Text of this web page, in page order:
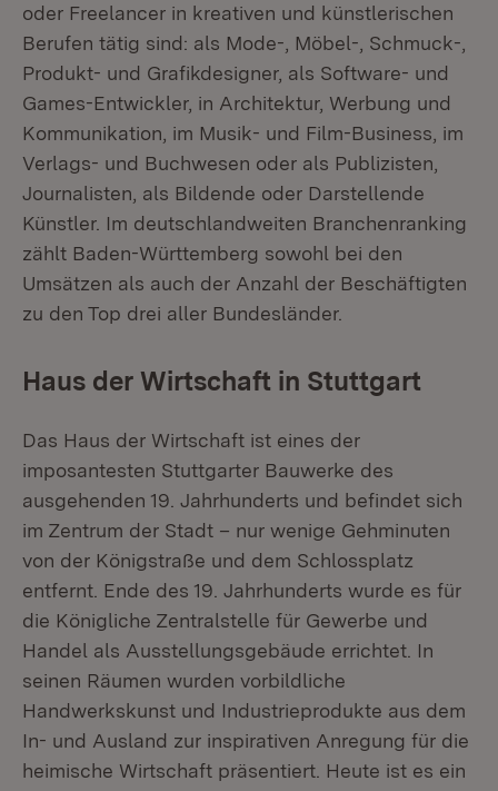
oder Freelancer in kreativen und künstlerischen
Berufen tätig sind: als Mode-, Möbel-, Schmuck-,
Produkt- und Grafikdesigner, als Software- und
Games-Entwickler, in Architektur, Werbung und
Kommunikation, im Musik- und Film-Business, im
Verlags- und Buchwesen oder als Publizisten,
Journalisten, als Bildende oder Darstellende
Künstler. Im deutschlandweiten Branchenranking
zählt Baden-Württemberg sowohl bei den
Umsätzen als auch der Anzahl der Beschäftigten
zu den Top drei aller Bundesländer.
Haus der Wirtschaft in Stuttgart
Das Haus der Wirtschaft ist eines der
imposantesten Stuttgarter Bauwerke des
ausgehenden 19. Jahrhunderts und befindet sich
im Zentrum der Stadt – nur wenige Gehminuten
von der Königstraße und dem Schlossplatz
entfernt. Ende des 19. Jahrhunderts wurde es für
die Königliche Zentralstelle für Gewerbe und
Handel als Ausstellungsgebäude errichtet. In
seinen Räumen wurden vorbildliche
Handwerkskunst und Industrieprodukte aus dem
In- und Ausland zur inspirativen Anregung für die
heimische Wirtschaft präsentiert. Heute ist es ein